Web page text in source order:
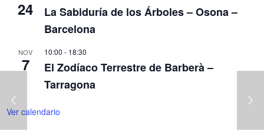
24
La Sabiduría de los Árboles – Osona –
Barcelona
NOV
7
10:00 - 18:30
El Zodíaco Terrestre de Barberà –
Tarragona
Ver calendario